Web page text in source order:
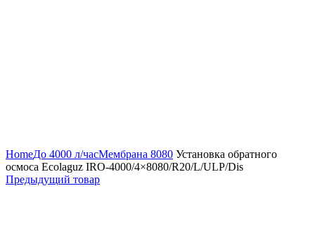
HomeДо 4000 л/часМембрана 8080 Установка обратного
осмоса Ecolaguz IRO-4000/4×8080/R20/L/ULP/Dis
Предыдущий товар